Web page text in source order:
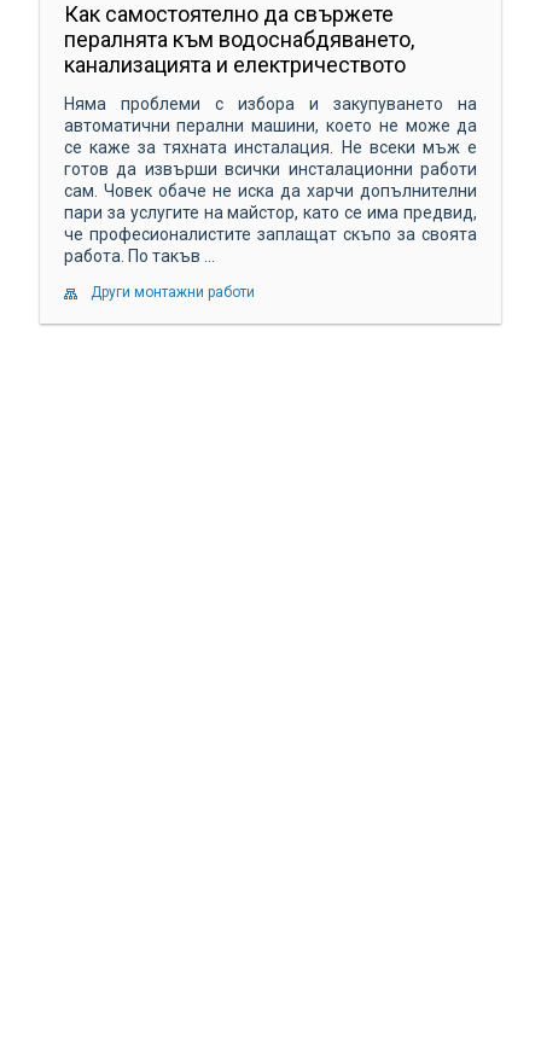
Как самостоятелно да свържете
пералнята към водоснабдяването,
канализацията и електричеството
Няма проблеми с избора и закупуването на
автоматични перални машини, което не може да
се каже за тяхната инсталация. Не всеки мъж е
готов да извърши всички инсталационни работи
сам. Човек обаче не иска да харчи допълнителни
пари за услугите на майстор, като се има предвид,
че професионалистите заплащат скъпо за своята
работа. По такъв ...
Други монтажни работи